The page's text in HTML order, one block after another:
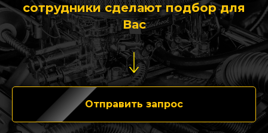
сотрудники сделают подбор для
Вас
Отправить запрос